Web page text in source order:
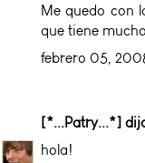
Me quedo con
que tiene
febrero 05,
[*...Patry...*]
hola!